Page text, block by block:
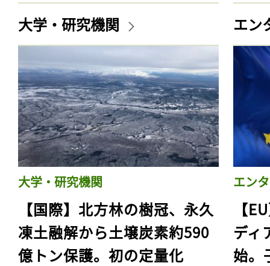
大学・研究機関
大学・研究機関
【国際】北方林の樹冠、永久
凍土融解から土壌炭素約590
億トン保護。初の定量化
エン
エン
【
ディ
始。